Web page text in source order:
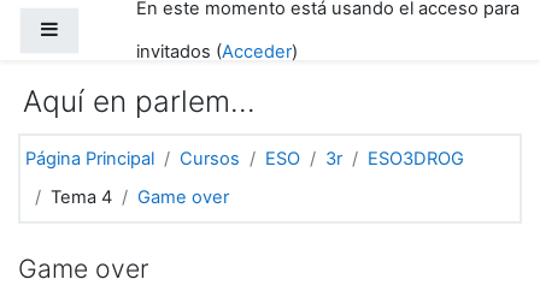
Salta al contenido principalEn este momento está usando el acceso para
invitados (Acceder)
Aquí en parlem...
Página Principal Cursos ESO 3r
ESO3DROG
Tema 4
Game over
Game over